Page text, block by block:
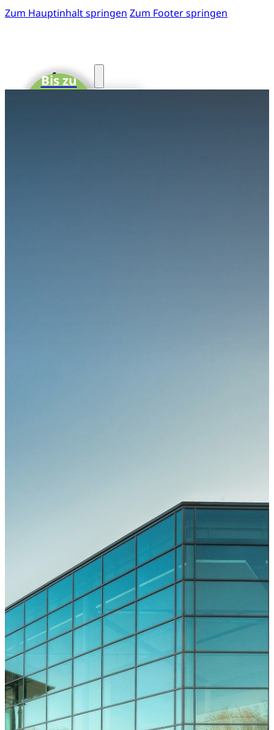
Zum Hauptinhalt springen Zum Footer springen
Start
2027 in
Freiburg
Downloads
Kongressarchiv
Kongressort
OsnabrückHalle
Bis zu
15 CME-